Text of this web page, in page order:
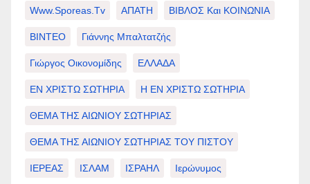
Www.sporeas.tv ΑΠΑΤΗ ΒΙΒΛΟΣ Και ΚΟΙΝΩΝΙΑ
ΒΙΝΤΕΟ Γιάννης Μπαλτατζής
Γιώργος Οικονομίδης ΕΛΛΑΔΑ
ΕΝ ΧΡΙΣΤΩ ΣΩΤΗΡΙΑ Η ΕΝ ΧΡΙΣΤΩ ΣΩΤΗΡΙΑ
ΘΕΜΑ ΤΗΣ ΑΙΩΝΙΟΥ ΣΩΤΗΡΙΑΣ
ΘΕΜΑ ΤΗΣ ΑΙΩΝΙΟΥ ΣΩΤΗΡΙΑΣ ΤΟΥ ΠΙΣΤΟΥ
ΙΕΡΕΑΣ ΙΣΛΑΜ ΙΣΡΑΗΛ Ιερώνυμος